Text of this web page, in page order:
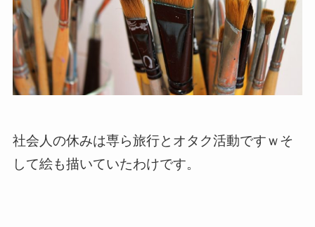
社会人の休みは専ら旅行とオタク活動ですｗそ
して絵も描いていたわけです。